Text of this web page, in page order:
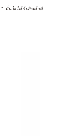
* มั่นใจได้กับสินค้ามี